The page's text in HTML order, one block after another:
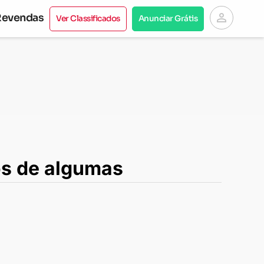
Ver Classificados Anunciar Grátis person
de algumas